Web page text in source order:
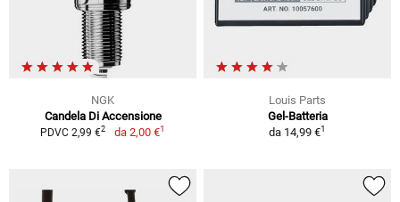
NGK
Candela Di Accensione
PDVC 2,99 €2 da 2,00 €1
Louis Parts
Gel-Batteria
da 14,99 €1